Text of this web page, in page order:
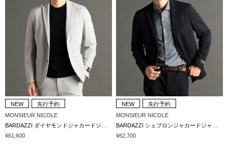
NEW
先行予約
MONSIEUR NICOLE
¥61,600
NEW
先行予約
MONSIEUR NICOLE
¥62,700